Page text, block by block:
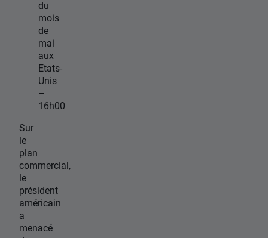
du
mois
de
mai
aux
Etats-
Unis
–
16h00
Sur
le
plan
commercial,
le
président
américain
a
menacé